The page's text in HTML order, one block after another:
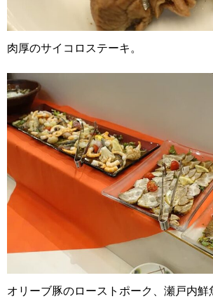
肉厚のサイコロステーキ。
オリーブ豚のローストポーク、瀬戸内鮮